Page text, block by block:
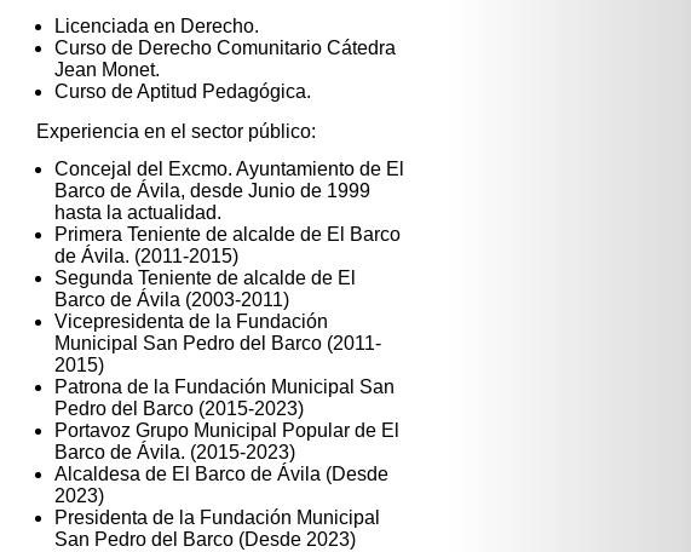
Licenciada en Derecho.
Curso de Derecho Comunitario Cátedra
Jean Monet.
Curso de Aptitud Pedagógica.
Experiencia en el sector público:
Concejal del Excmo. Ayuntamiento de El
Barco de Ávila, desde Junio de 1999
hasta la actualidad.
Primera Teniente de alcalde de El Barco
de Ávila. (2011-2015)
Segunda Teniente de alcalde de El
Barco de Ávila (2003-2011)
Vicepresidenta de la Fundación
Municipal San Pedro del Barco (2011-
2015)
Patrona de la Fundación Municipal San
Pedro del Barco (2015-2023)
Portavoz Grupo Municipal Popular de El
Barco de Ávila. (2015-2023)
Alcaldesa de El Barco de Ávila (Desde
2023)
Presidenta de la Fundación Municipal
San Pedro del Barco (Desde 2023)